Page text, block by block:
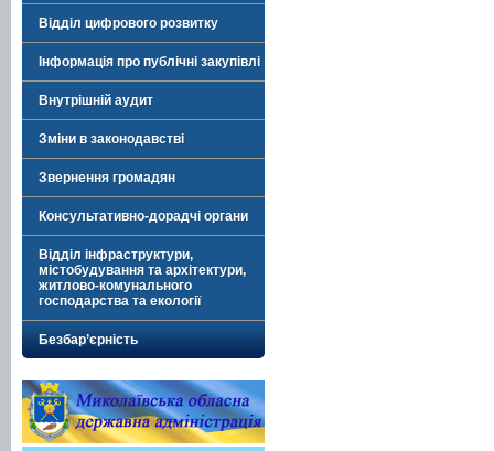
Відділ цифрового розвитку
Інформація про публічні закупівлі
Внутрішній аудит
Зміни в законодавстві
Звернення громадян
Консультативно-дорадчі органи
Відділ інфраструктури,
містобудування та архітектури,
житлово-комунального
господарства та екології
Безбар’єрність